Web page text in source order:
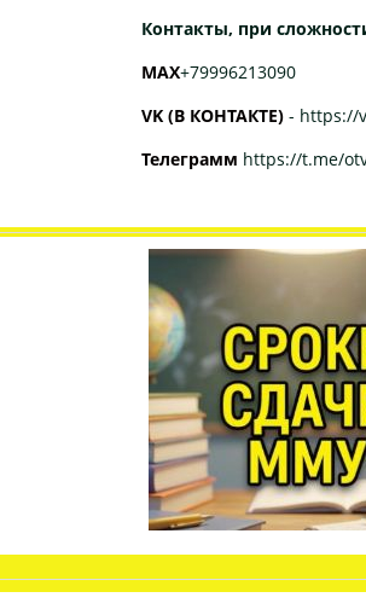
Контакты, при
МАХ+79996213090
VK (В КОНТАКТЕ) - https://
Телеграмм https://t.me/